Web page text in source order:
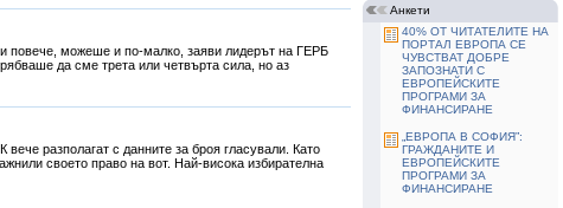
повече, можеше и по-малко, заяви лидерът на ГЕРБ
да сме трета или четвърта сила, но аз
разполагат с данните за броя гласували. Като
своето право на вот. Най-висока избирателна
Анкети
40% ОТ ЧИТАТЕЛИТЕ НА
ПОРТАЛ ЕВРОПА СЕ
ЧУВСТВАТ ДОБРЕ
ЗАПОЗНАТИ С
ЕВРОПЕЙСКИТЕ
ПРОГРАМИ ЗА
ФИНАНСИРАНЕ
„ЕВРОПА В СОФИЯ”:
ГРАЖДАНИТЕ И
ЕВРОПЕЙСКИТЕ
ПРОГРАМИ ЗА
ФИНАНСИРАНЕ